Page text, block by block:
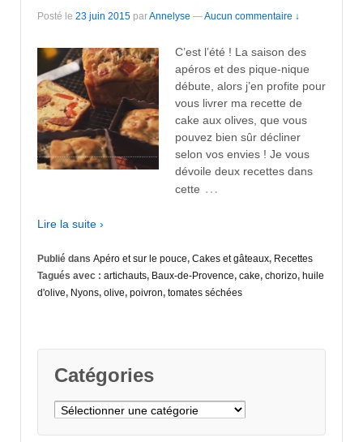
Posté le 23 juin 2015 parAnnelyse —Aucun commentaire ↓
C’est l’été ! La saison des
apéros et des pique-nique
débute, alors j’en profite pour
vous livrer ma recette de
cake aux olives, que vous
pouvez bien sûr décliner
selon vos envies ! Je vous
dévoile deux recettes dans
cette …
Lire la suite ›
Publié dans Apéro et sur le pouce, Cakes et gâteaux, Recettes
Tagués avec : artichauts, Baux-de-Provence, cake, chorizo, huile
d'olive, Nyons, olive, poivron, tomates séchées
Catégories
Catégories